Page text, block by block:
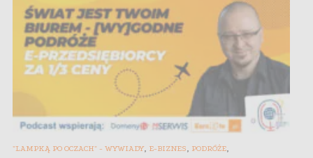
"LAMPKĄ PO OCZACH" - WYWIADY, E-BIZNES, PODRÓŻE,